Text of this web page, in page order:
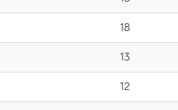
18
13
12